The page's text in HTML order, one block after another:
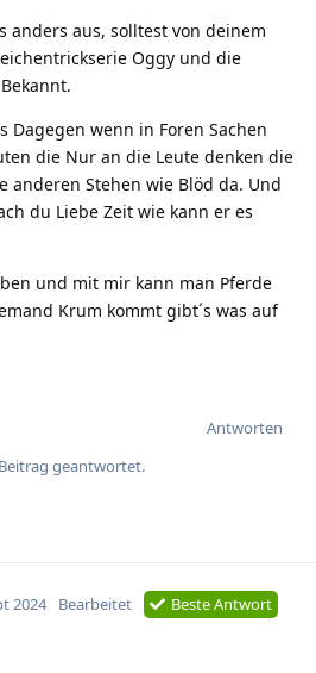
anders aus, solltest von deinem
Oggy und die
Dagegen wenn in Foren Sachen
die Nur an die Leute denken die
anderen Stehen wie Blöd da. Und
du Liebe Zeit wie kann er es
und mit mir kann man Pferde
Krum kommt gibt´s was auf
Antworten
geantwortet.
2024 Bearbeitet Beste Antwort